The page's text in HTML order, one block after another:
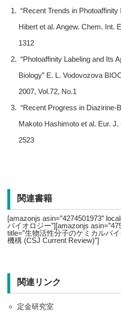
“Recent Trends in
Hibert et al. Angew. Chem. Int.
1312
“Photoaffinity Labeling and Its
Biology” E. L. Vodovozova
2007, Vol.72, No.1
“Recent Progress in Diazirine-
Makoto Hashimoto et al. Eur.
2523
関連書籍
[amazonjs asin=”4274501973″
バイオロジー”][amazonjs
title=”生物活性分子のケミカルバ
機構 (CSJ Current Review)”]
関連リンク
定金研究室